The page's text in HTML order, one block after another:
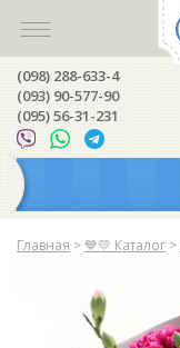
(098) 288-633-4
(093) 90-577-90
(095) 56-31-231
Главная > 💙💛 Каталог >